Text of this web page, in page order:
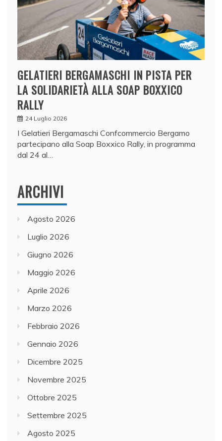
GELATIERI BERGAMASCHI IN PISTA PER
LA SOLIDARIETÀ ALLA SOAP BOXXICO
RALLY
24 Luglio 2026
I Gelatieri Bergamaschi Confcommercio Bergamo
partecipano alla Soap Boxxico Rally, in programma
dal 24 al…
ARCHIVI
Agosto 2026
Luglio 2026
Giugno 2026
Maggio 2026
Aprile 2026
Marzo 2026
Febbraio 2026
Gennaio 2026
Dicembre 2025
Novembre 2025
Ottobre 2025
Settembre 2025
Agosto 2025